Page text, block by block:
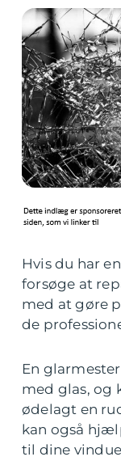
Hvis du har
forsøge at
med at gøre
de
En
med glas, og
ødelagt en
kan også
til dine